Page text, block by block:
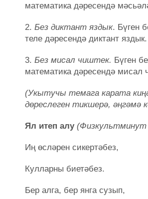
математика дәресендә
2. Без диктант яздык. Бүген
теле дәресендә диктант яздык.
3. Без мисал чиштек. Бүген
математика дәресендә мисал
(Укытучы темага карата
дөреслеген тикшерә, әңгәмә
Ял итеп алу (Физкультминут
Иң өсләрен сикертәбез,
Кулларны биетәбез.
Бер алга, бер янга сузып,